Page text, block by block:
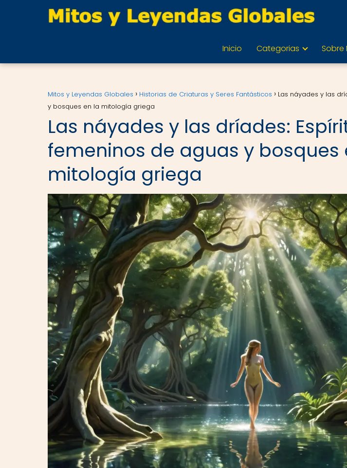
Inicio Categorias Sobre
Mitos y Leyendas Globales Historias de Criaturas y Seres Fantásticos
Las náyades y las
y bosques en la mitología griega
Las náyades y las dríades:
femeninos de aguas y bosques
mitología griega